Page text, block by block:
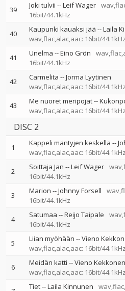
39 Joki tulvii --Leif Wager
16bit/44.1kHz
40 Kaupunki kauaksi jää --Laila
wav,flac,alac,aac: 16bit/44.1kHz
41 Unelma --Eino Grön
16bit/44.1kHz
42 Carmelita --Jorma Lyytinen
wav,flac,alac,aac: 16bit/44.1kHz
43 Me nuoret meripojat--
wav,flac,alac,aac: 16bit/44.1kHz
DISC 2
1 Kappeli mäntyjen keskellä --
wav,flac,alac,aac: 16bit/44.1kHz
2 Soittaja Jan --Leif Wager
16bit/44.1kHz
3 Marion --Johnny Forsell
16bit/44.1kHz
4 Satumaa --Reijo Taipale
16bit/44.1kHz
5 Liian myöhään --Vieno
wav,flac,alac,aac: 16bit/44.1kHz
6 Meidän katti --Vieno Kekkonen
wav,flac,alac,aac: 16bit/44.1kHz
Tiet--Laila Kinnunen